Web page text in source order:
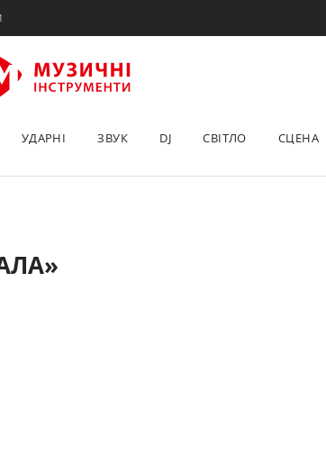
УДАРНІ ЗВУК DJ СВІТЛО СЦЕНА